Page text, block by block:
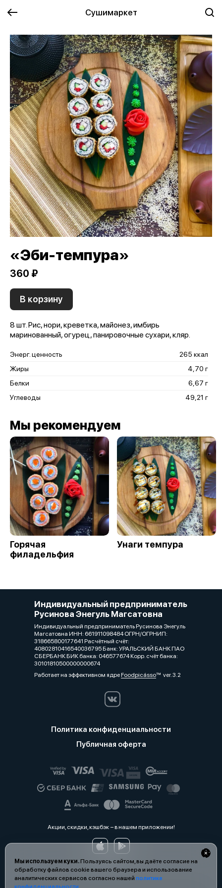
Сушимаркет
Мы используем куки.Пользуясь сайтом, вы даёте согласие на
обработку файлов cookie вашего браузера и использование
аналитических сервисов согласно нашей политике
конфиденциальности
«Эби-темпура»
360 ₽
В корзину
8 шт. Рис, нори, креветка, майонез, имбирь
маринованный, огурец, панировочные сухари, кляр.
Энерг. ценность
265 ккал
Жиры
4,70 г
Белки
6,67 г
Углеводы
49,21 г
Мы рекомендуем
Горячая
филадельфия
Унаги темпура
Индивидуальный предприниматель
Русинова Энегуль Магсатовна
Индивидуальный предприниматель Русинова Энегуль
Магсатовна ИНН: 661911098484 ОГРН/ОГРНИП:
318665800177641 Расчётный счёт:
40802810416540036795 Банк: УРАЛЬСКИЙ БАНК ПАО
СБЕРБАНК БИК банка: 046577674 Корр. счёт банка:
30101810500000000674
Работает на эффективном ядреFoodpicássover. 3.2
Политика конфиденциальности
Публичная оферта
Акции, скидки, кэшбэк − в нашем приложении!